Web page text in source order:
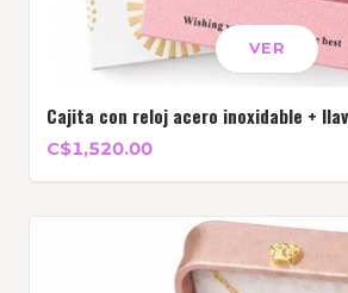
VER
Cajita con reloj acero inoxidable +
C$1,520.00